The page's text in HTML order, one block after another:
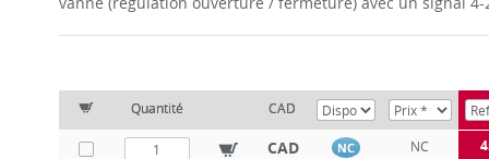
Quantité CAD
CAD NC NC